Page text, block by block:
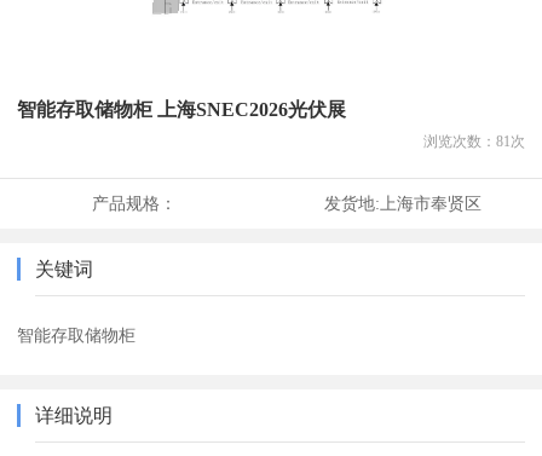
智能存取储物柜 上海SNEC2026光伏展
浏览次数： 81 次
产品规格： 发货地:上海市奉贤区
关键词
智能存取储物柜
详细说明